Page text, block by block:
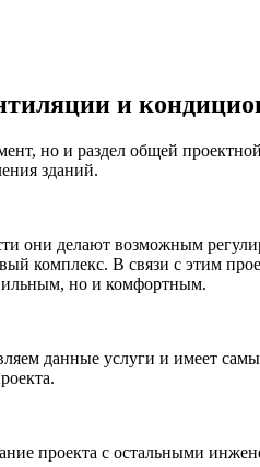
и
но и раздел общей
зданий.
они делают возможным
комплекс. В связи с этим
но и комфортным.
данные услуги и имеет
проекта с остальными